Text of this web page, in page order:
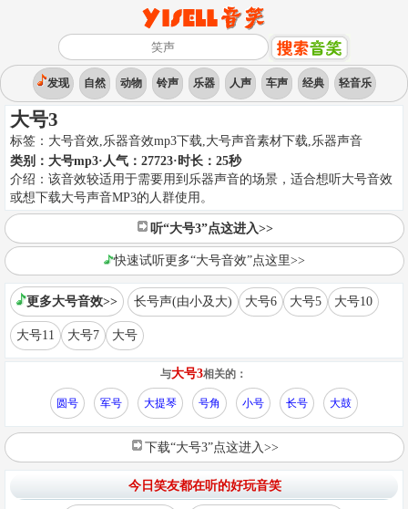
发现 自然 动物 铃声 乐器 人声 车声 经典 轻音乐
大号3
标签： 大号音效,乐器音效mp3下载,大号声音素材下载,乐器声音
类别： 大号mp3·人气：27723·时长： 25秒
介绍： 该音效较适用于需要用到乐器声音的场景，适合想听大号音效
或想下载大号声音MP3的人群使用。
听“大号3”点这进入>>
快速试听更多“大号音效”点这里>>
更多大号音效>> 长号声(由小及大) 大号6 大号5 大号10
大号11 大号7 大号
与大号3相关的：
圆号 军号 大提琴 号角 小号 长号 大鼓
下载“大号3”点这进入>>
今日笑友都在听的好玩音笑